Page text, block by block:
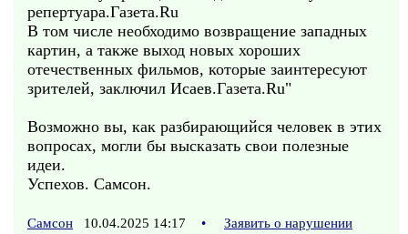
репертуара.Газета.Ru
В том числе необходимо возвращение западных
картин, а также выход новых хороших
отечественных фильмов, которые заинтересуют
зрителей, заключил Исаев.Газета.Ru"
Возможно вы, как разбирающийся человек в этих
вопросах, могли бы высказать свои полезные
идеи.
Успехов. Самсон.
Самсон 10.04.2025 14:17 • Заявить о нарушении